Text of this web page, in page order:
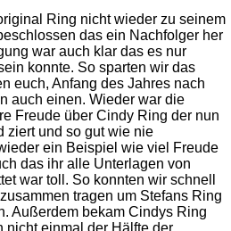
Ring nicht wieder zu seinem
das ein Nachfolger her
war auch klar das es nur
konnte. So sparten wir das
euch, Anfang des Jahres nach
auch einen. Wieder war die
Freude über Cindy Ring der nun
ziert und so gut wie nie
ein Beispiel wie viel Freude
das ihr alle Unterlagen von
war toll. So konnten wir schnell
tragen um Stefans Ring
Außerdem bekam Cindys Ring
nicht einmal der Hälfte der